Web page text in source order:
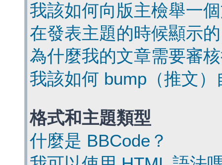
我該如何向版主檢舉一
在發表主題的時候顯示
為什麼我的文章需要審
我該如何 bump（推文
格式和主題類型
什麼是 BBCode？